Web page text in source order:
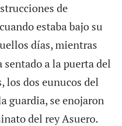
de
estaba bajo su
días, mientras
sentado a la puerta del
los dos eunucos del
guardia, se enojaron
del rey Asuero.